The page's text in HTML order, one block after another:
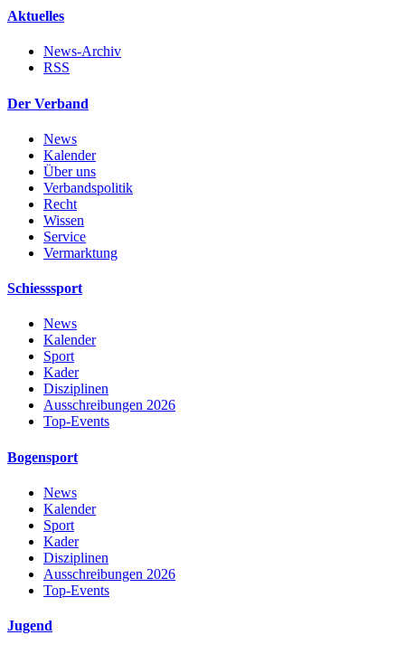
Aktuelles
News-Archiv
RSS
Der Verband
News
Kalender
Über uns
Verbandspolitik
Recht
Wissen
Service
Vermarktung
Schiesssport
News
Kalender
Sport
Kader
Disziplinen
Ausschreibungen 2026
Top-Events
Bogensport
News
Kalender
Sport
Kader
Disziplinen
Ausschreibungen 2026
Top-Events
Jugend